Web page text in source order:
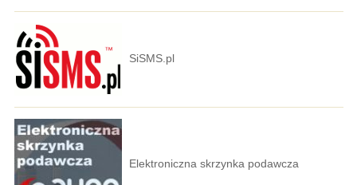
SiSMS.pl
Elektroniczna skrzynka podawcza